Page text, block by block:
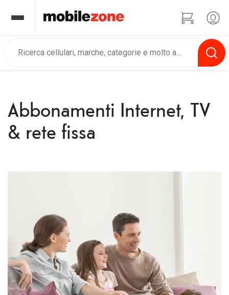
Abbonamenti Internet, TV
& rete fissa